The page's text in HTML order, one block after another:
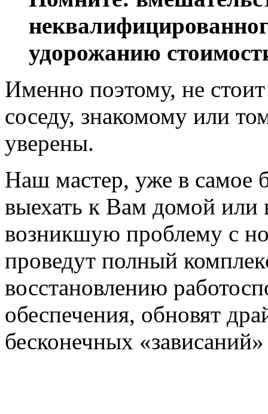
удорожанию
Именно поэтому, не
соседу, знакомому или
уверены.
Наш мастер, уже в самое
выехать к Вам домой
возникшую проблему с
проведут полный
восстановлению
обеспечения, обновят
бесконечных